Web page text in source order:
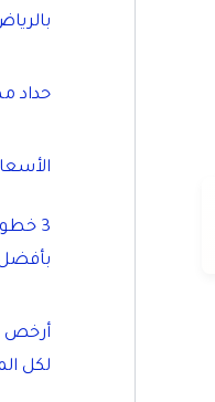
حداد
3
بأفضل
لكل